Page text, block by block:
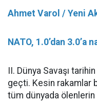
Ahmet Varol / Yeni
NATO, 1.0’dan 3.0’a
II. Dünya Savaşı
geçti. Kesin rakamlar
tüm dünyada ölenlerin